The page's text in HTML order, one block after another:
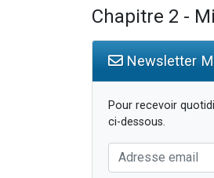
Chapitre 2 -
Newsletter
Pour recevoir
ci-dessous.